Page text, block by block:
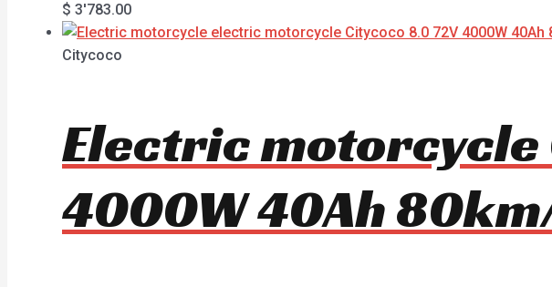
$ 3'783.00
Citycoco
Electric motorcycle
4000W 40Ah